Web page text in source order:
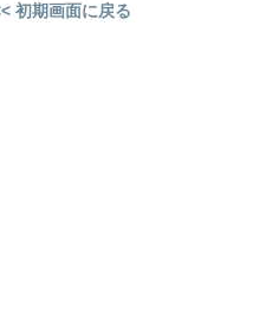
初期画面に戻る